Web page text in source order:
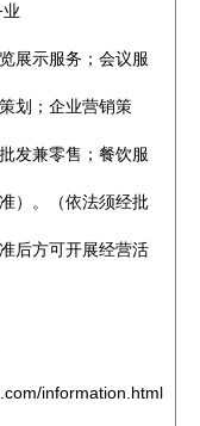
展示服务；会议服
划；企业营销策
发兼零售；餐饮服
）。（依法须经批
后方可开展经营活
information.html